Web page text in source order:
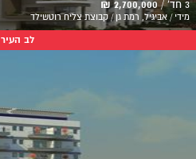
3 חד' / 2,700,000 ₪
מידי / אביגיל, רמת גן / קבוצת צליח רוטשילד
לב העיר